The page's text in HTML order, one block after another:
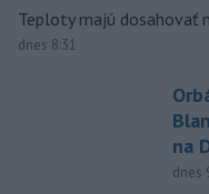
Teploty majú dosahovať
dnes 8:31
na
dnes